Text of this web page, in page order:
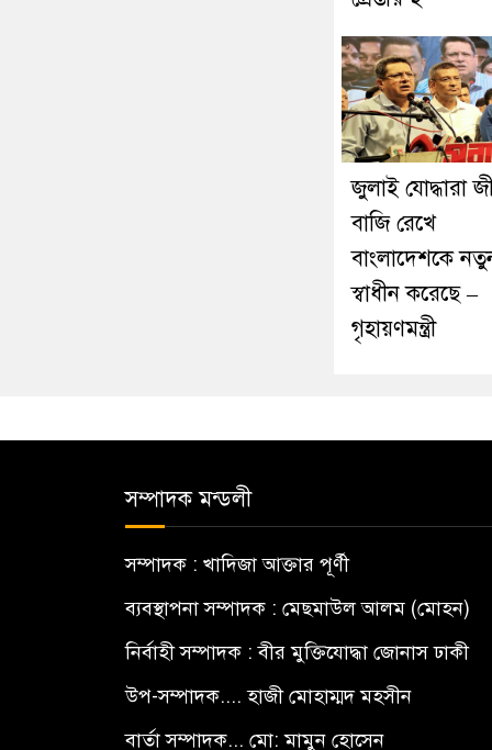
জুলাই যোদ্ধারা
বাজি রেখে
বাংলাদেশকে
স্বাধীন করেছে –
গৃহায়ণমন্ত্রী
সম্পাদক মন্ডলী
সম্পাদক : খাদিজা আক্তার পূর্ণী
ব্যবস্থাপনা সম্পাদক : মেছমাউল আলম (মোহন)
নির্বাহী সম্পাদক : বীর মুক্তিযোদ্ধা জোনাস ঢাকী
উপ-সম্পাদক.... হাজী মোহাম্মদ মহসীন
বার্তা সম্পাদক... মো: মামুন হোসেন